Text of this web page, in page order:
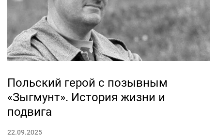
Польский герой с позывным
«Зыгмунт». История жизни и
подвига
22.09.2025